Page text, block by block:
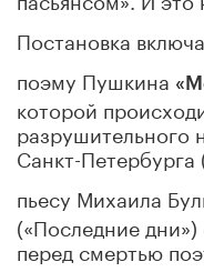
Постановка
поэму Пушкина
которой
разрушительного
Санкт-Петербурга
пьесу Михаила
(«Последние
перед смертью